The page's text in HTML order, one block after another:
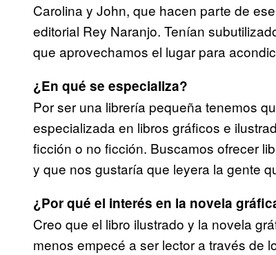
Carolina y John, que hacen parte de
editorial Rey Naranjo. Tenían
que aprovechamos el lugar para
¿En qué se especializa?
Por ser una librería pequeña tenemos
especializada en libros gráficos e
ficción o no ficción. Buscamos ofrecer
y que nos gustaría que leyera la gente
¿Por qué el interés en la novela
Creo que el libro ilustrado y la novela
menos empecé a ser lector a través de